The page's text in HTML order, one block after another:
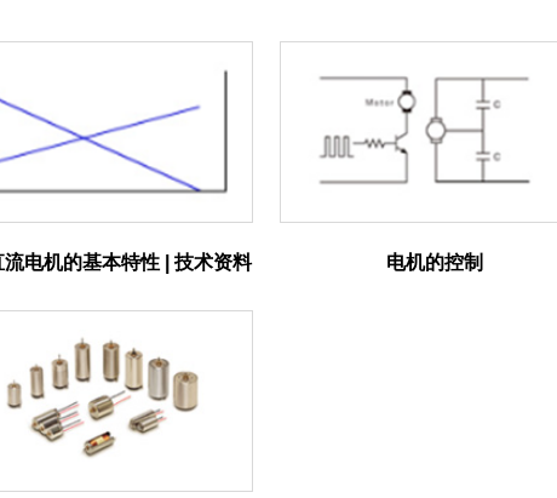
流电机的基本特性 | 技术资料 电机的控制